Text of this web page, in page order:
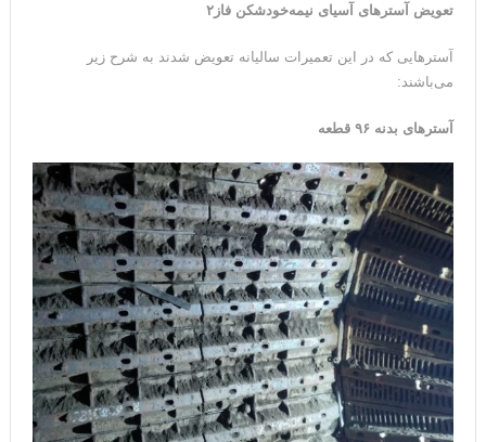
تعویض آسترهای آسیای نیمه‌خودشکن فاز۲
آسترهایی که در این تعمیرات سالیانه تعویض شدند به شرح زیر
می‌باشند:
آسترهای بدنه ۹۶ قطعه